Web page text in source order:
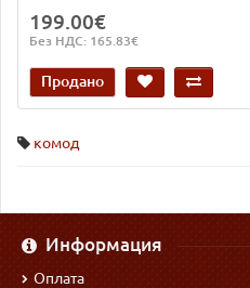
199.00€
Без НДС: 165.83€
Продано
комод
Информация
Оплата